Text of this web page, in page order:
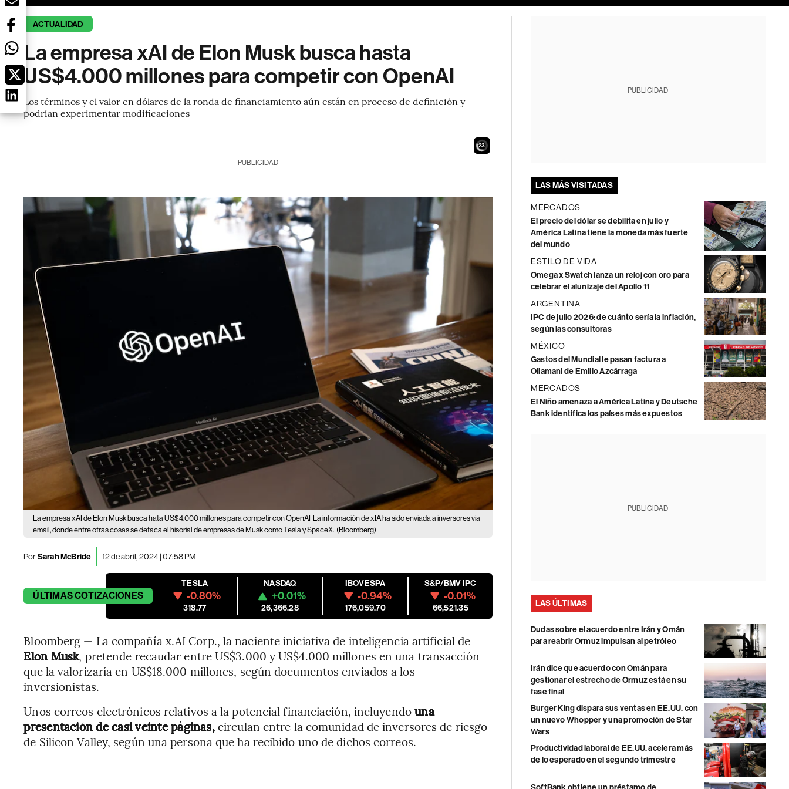
ACTUALIDAD
La empresa xAI de Elon Musk busca hasta
US$4.000 millones para competir con OpenAI
Los términos y el valor en dólares de la ronda de financiamiento aún están en proceso de definición y
podrían experimentar modificaciones
21
PUBLICIDAD
La empresa xAI de Elon Musk busca hata US$4.000 millones para competir con OpenAI La información de xIA ha sido enviada a inversores via
email, donde entre otras cosas se detaca el hisorial de empresas de Musk como Tesla y SpaceX. (Bloomberg)
PorSarah McBride 12 de abril, 2024 | 07:58 PM
ÚLTIMASCOTIZACIONES
TESLA
-0.80%
318.77
NASDAQ
+0.01%
26,366.28
IBOVESPA
-0.94%
176,059.70
S&P/BMV IPC
-0.01%
66,521.35
Bloomberg — La compañía x.AI Corp., la naciente iniciativa de inteligencia artificial de
Elon Musk, pretende recaudar entre US$3.000 y US$4.000 millones en una transacción
que la valorizaría en US$18.000 millones, según documentos enviados a los
inversionistas.
Unos correos electrónicos relativos a la potencial financiación, incluyendouna
presentación de casi veinte páginas,circulan entre la comunidad de inversores de riesgo
de Silicon Valley, según una persona que ha recibido uno de dichos correos.
PUBLICIDAD
LAS MÁS VISITADAS
MERCADOS
El precio del dólar se debilita en julio y
América Latina tiene la moneda más fuerte
del mundo
ESTILO DE VIDA
Omega x Swatch lanza un reloj con oro para
celebrar el alunizaje del Apollo 11
ARGENTINA
IPC de julio 2026: de cuánto sería la inflación,
según las consultoras
MÉXICO
Gastos del Mundial le pasan factura a
Ollamani de Emilio Azcárraga
MERCADOS
El Niño amenaza a América Latina y Deutsche
Bank identifica los países más expuestos
PUBLICIDAD
LAS ÚLTIMAS
Dudas sobre el acuerdo entre Irán y Omán
para reabrir Ormuz impulsan al petróleo
Irán dice que acuerdo con Omán para
gestionar el estrecho de Ormuz está en su
fase final
Burger King dispara sus ventas en EE.UU. con
un nuevo Whopper y una promoción de Star
Wars
Productividad laboral de EE.UU. acelera más
de lo esperado en el segundo trimestre